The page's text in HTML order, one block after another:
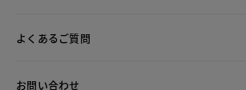
よくあるご質問
お問い合わせ